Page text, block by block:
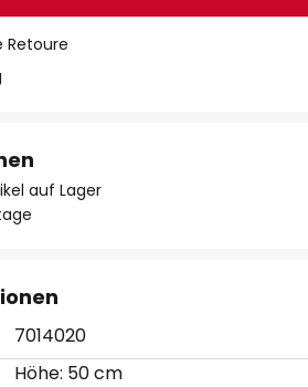
Retoure
auf Lager
7014020
Höhe: 50 cm